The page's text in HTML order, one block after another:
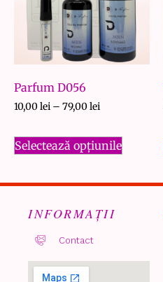
Parfum D056
10,00lei – 79,00lei
Selectează opțiunile
INFORMAȚII
Contact